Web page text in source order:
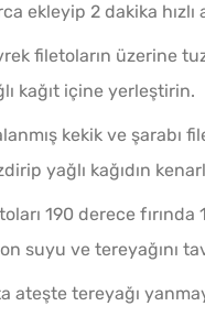
ekleyip 2 dakika
filetoların üzerine
kağıt içine yerleştirin.
kekik ve şarabı
yağlı kağıdın
190 derece
suyu ve tereyağını
ateşte tereyağı